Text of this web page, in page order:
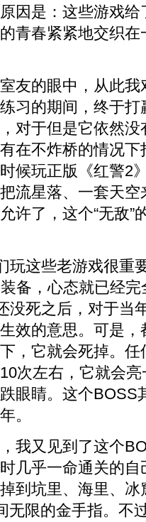
因是：这些游戏
青春紧紧地交织
友的眼中，从此
习的期间，终于
对于但是它依然
在不炸桥的情况
候玩正版《红警2
流星落、一套天
许了，这个“无敌”
玩这些老游戏很重
备，心态就已经
没死之后，对于当
效的意思。可是
，它就会死掉。
次左右，它就会
眼睛。这个BOSS
。
我又见到了这个
几乎一命通关的
到坑里、海里、
无限的金手指。不